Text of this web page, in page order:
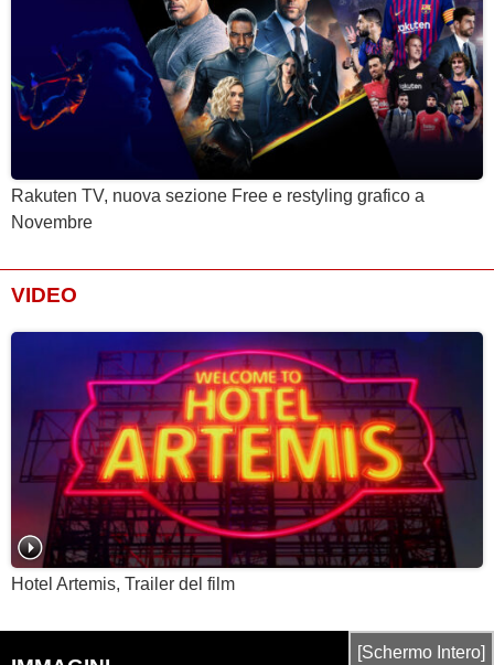
Rakuten TV, nuova sezione Free e restyling grafico a
Novembre
VIDEO
Hotel Artemis, Trailer del film
[Schermo Intero]